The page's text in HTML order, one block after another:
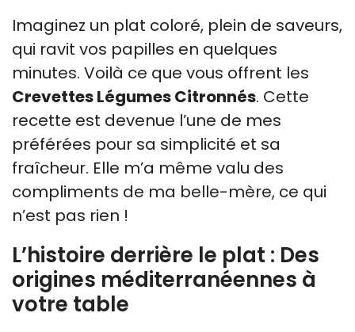
Imaginez un plat coloré, plein de saveurs,
qui ravit vos papilles en quelques
minutes. Voilà ce que vous offrent les
Crevettes Légumes Citronnés. Cette
recette est devenue l’une de mes
préférées pour sa simplicité et sa
fraîcheur. Elle m’a même valu des
compliments de ma belle-mère, ce qui
n’est pas rien !
L’histoire derrière le plat : Des
origines méditerranéennes à
votre table